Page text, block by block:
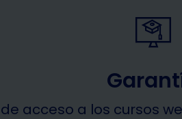
de acceso a los cursos